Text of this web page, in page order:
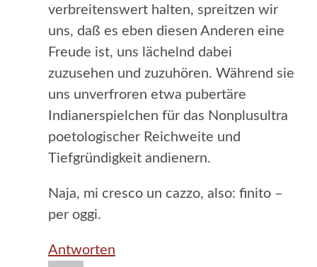
verbreitenswert halten, spreitzen wir
uns, daß es eben diesen Anderen eine
Freude ist, uns lächelnd dabei
zuzusehen und zuzuhören. Während sie
uns unverfroren etwa pubertäre
Indianerspielchen für das Nonplusultra
poetologischer Reichweite und
Tiefgründigkeit andienern.
Naja, mi cresco un cazzo, also: finito –
per oggi.
Antworten